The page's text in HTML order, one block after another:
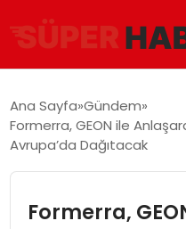
GÜNDEM
Ana Sayfa Gündem
Formerra, GEON ile
Avrupa’da Dağıtacak
Formerra,